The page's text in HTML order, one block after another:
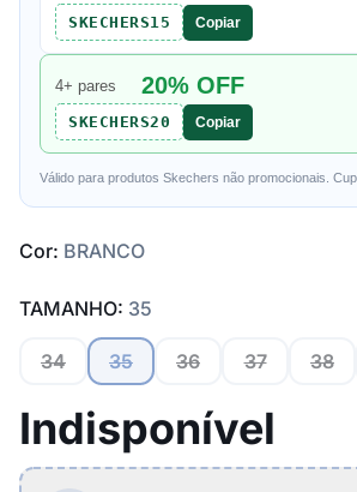
SKECHERS15 Copiar
4+ pares 20% OFF
SKECHERS20 Copiar
Válido para produtos Skechers não promocionais.
Cor: BRANCO
TAMANHO: 35
34 35 36 37 38
Indisponível